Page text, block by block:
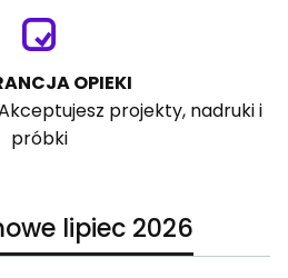
OPIEKI
projekty, nadruki i
próbki
lipiec 2026